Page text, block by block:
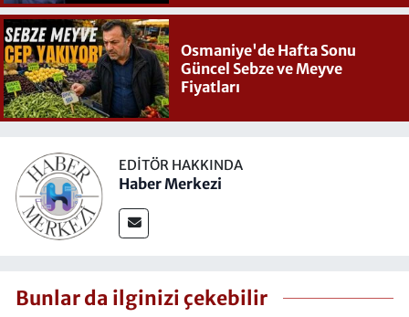
Osmaniye'de Hafta Sonu
Güncel Sebze ve Meyve
Fiyatları
EDITÖR HAKKINDA
Haber Merkezi
Bunlar da ilginizi çekebilir